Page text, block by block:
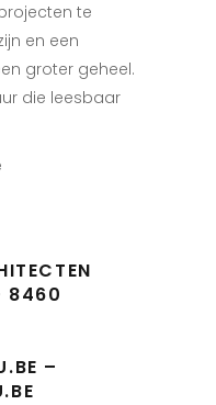
te
en een
groter geheel.
die leesbaar
8460
–